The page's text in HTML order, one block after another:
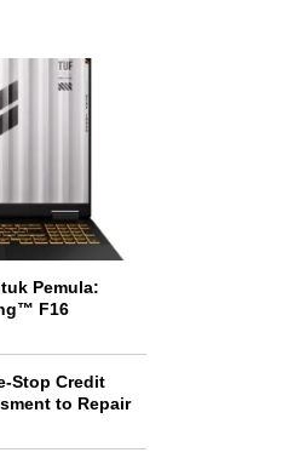
Pemula:
F16
Stop Credit
to Repair